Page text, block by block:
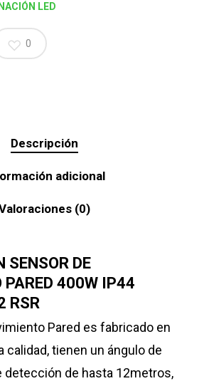
LED
0
Descripción
adicional
(0)
SENSOR DE
PARED 400W IP44
RSR
Pared es fabricado en
calidad, tienen un ángulo de
detección de hasta 12metros,